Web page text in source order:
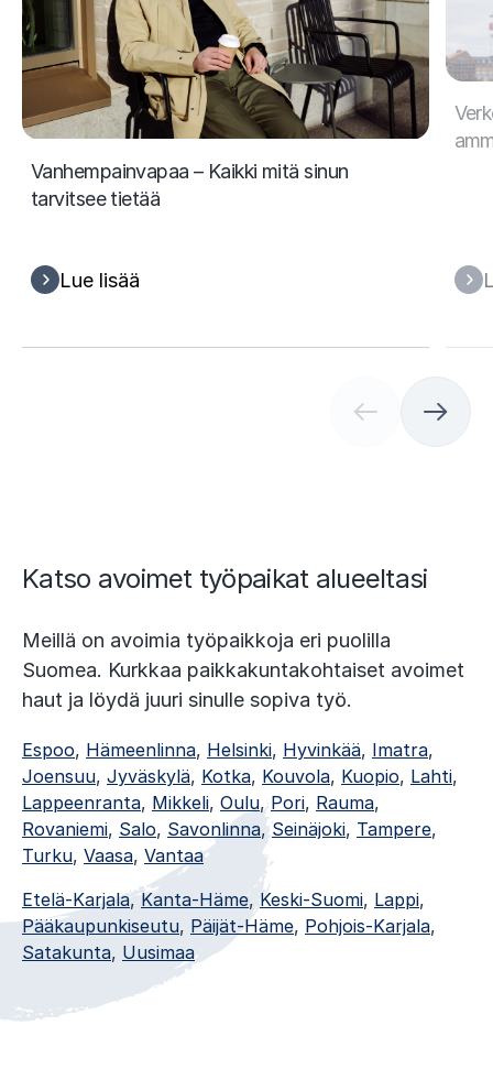
Vanhempainvapaa – Kaikki mitä sinun
tarvitsee tietää
Lue lisää
t
l
i
d
)
Katso avoimet työpaikat alueeltasi
Meillä on avoimia työpaikkoja eri puolilla
Suomea. Kurkkaa paikkakuntakohtaiset avoimet
haut ja löydä juuri sinulle sopiva työ.
Espoo, Hämeenlinna, Helsinki, Hyvinkää, Imatra,
Joensuu, Jyväskylä, Kotka, Kouvola, Kuopio, Lahti,
Lappeenranta, Mikkeli, Oulu,Pori, Rauma,
Rovaniemi, Salo, Savonlinna,Seinäjoki, Tampere,
Turku, Vaasa, Vantaa
Etelä-Karjala,Kanta-Häme,Keski-Suomi, Lappi,
Pääkaupunkiseutu, Päijät-Häme, Pohjois-Karjala,
Satakunta, Uusimaa